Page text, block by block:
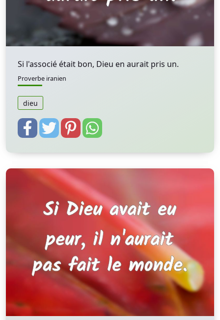
Si l'associé était bon, Dieu en aurait pris un.
Proverbe iranien
dieu